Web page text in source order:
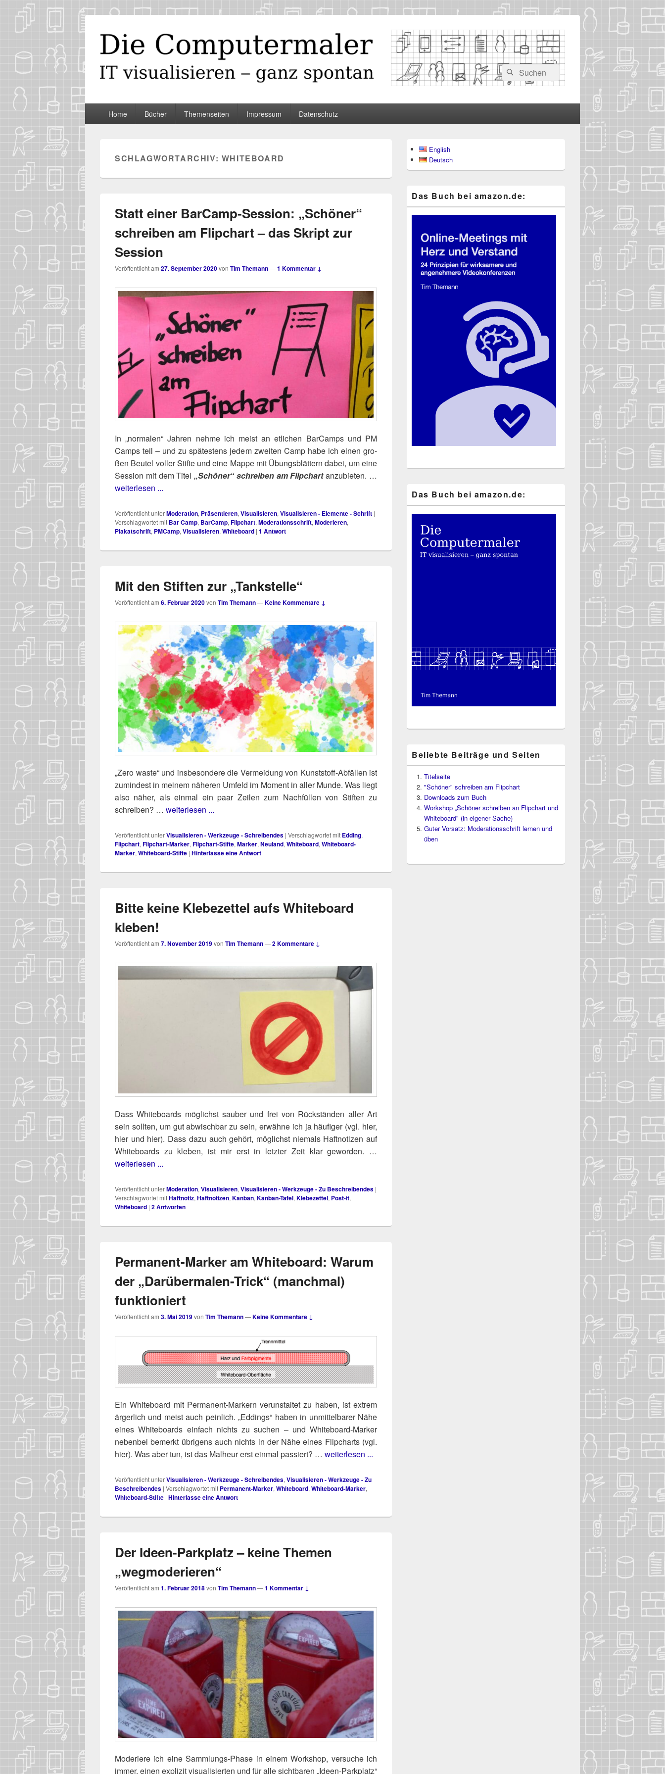
Die Computermaler
Suchen
nach:
Suchen
PrimäresHome Bücher Themenseiten Impressum Datenschutz
SCHLAGWORTARCHIV: WHITEBOARD
Statt einer BarCamp-Session: „Schöner“
schreiben am Flipchart – das Skript zur
Session
Veröffentlicht am 27. September 2020von Tim Themann—1 Kommentar ↓
In „nor­ma­len“ Jah­ren neh­me ich meist an etli­chen Bar­Camps und PM
Camps teil – und zu spä­tes­tens jedem zwei­ten Camp habe ich einen gro­
ßen Beu­tel vol­ler Stif­te und eine Map­pe mit Übungs­blät­tern dabei, um eine
Ses­si­on mit dem Titel„Schö­ner“ schrei­ben am Flip­chartanzu­bie­ten. …
weiterlesen ...
Veröffentlicht unterModeration, Präsentieren, Visualisieren, Visualisieren - Elemente - Schrift |
Verschlagwortet mit Bar Camp, BarCamp, Flipchart, Moderationsschrift, Moderieren,
Plakatschrift, PMCamp, Visualisieren, Whiteboard | 1 Antwort
Mit den Stiften zur „Tankstelle“
Veröffentlicht am 6. Februar 2020von Tim Themann—Keine Kommentare ↓
„Zero was­te“ und ins­be­son­de­re die Ver­mei­dung von Kunst­stoff-Abfäl­len ist
zumin­dest in mei­nem nähe­ren Umfeld im Moment in aller Mun­de. Was liegt
also näher, als ein­mal ein paar Zei­len zum Nach­fül­len von Stif­ten zu
schreiben? … weiterlesen ...
Veröffentlicht unterVisualisieren - Werkzeuge - Schreibendes | Verschlagwortet mit Edding,
Flipchart,Flipchart-Marker,Flipchart-Stifte,Marker,Neuland,Whiteboard,Whiteboard-
Marker,Whiteboard-Stifte | Hinterlasse eine Antwort
Bitte keine Klebezettel aufs Whiteboard
kleben!
Veröffentlicht am 7. November 2019von Tim Themann—2 Kommentare ↓
Dass White­boards mög­lichst sau­ber und frei von Rück­stän­den aller Art
sein soll­ten, um gut abwisch­bar zu sein, erwäh­ne ich ja häu­fi­ger (vgl. hier,
hier und hier). Dass dazu auch gehört, mög­lichst nie­mals Haft­no­ti­zen auf
White­boards zu kle­ben, ist mir erst in letz­ter Zeit klar gewor­den. …
weiterlesen ...
Veröffentlicht unterModeration, Visualisieren, Visualisieren - Werkzeuge - Zu Beschreibendes |
Verschlagwortet mitHaftnotiz, Haftnotizen, Kanban, Kanban-Tafel, Klebezettel, Post-it,
Whiteboard | 2Antworten
Permanent-Marker am Whiteboard: Warum
der „Darübermalen-Trick“ (manchmal)
funktioniert
Veröffentlicht am 3. Mai 2019von Tim Themann—Keine Kommentare ↓
Ein White­board mit Per­ma­nent-Mar­kern ver­un­stal­tet zu haben, ist extrem
ärger­lich und meist auch pein­lich. „Eddings“ haben in unmit­tel­ba­rer Nähe
eines White­boards ein­fach nichts zu suchen – und White­board-Mar­ker
neben­bei bemerkt übri­gens auch nichts in der Nähe eines Flip­charts (vgl.
hier). Was aber tun, ist das Mal­heur erst ein­mal pas­siert? … weiterlesen ...
Veröffentlicht unterVisualisieren - Werkzeuge - Schreibendes, Visualisieren - Werkzeuge - Zu
Beschreibendes | Verschlagwortet mit Permanent-Marker, Whiteboard, Whiteboard-Marker,
Whiteboard-Stifte | Hinterlasse eine Antwort
Der Ideen-Parkplatz – keine Themen
„wegmoderieren“
Veröffentlicht am 1. Februar 2018von Tim Themann—1 Kommentar ↓
Mode­rie­re ich eine Samm­lungs-Pha­se in einem Work­shop, ver­su­che ich
immer, einen expli­zit visua­li­sier­ten und für alle sicht­ba­ren „Ideen-Park­platz“
Seitenleisten-
Widgetbereich
English
Deutsch
Das Buch bei ama​zon​.de:
Das Buch bei ama​zon​.de:
Beliebte Beiträge und Seiten
Titelseite
"Schöner" schreiben am Flipchart
Downloads zum Buch
Workshop „Schöner schreiben an Flipchart und
Whiteboard" (in eigener Sache)
Guter Vorsatz: Moderationsschrift lernen und
üben